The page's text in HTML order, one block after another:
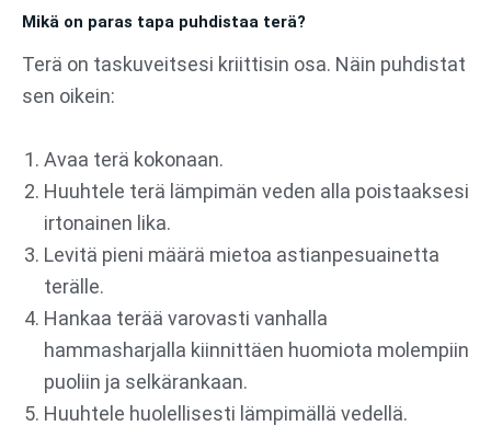
Mikä on paras tapa puhdistaa terä?
Terä on taskuveitsesi kriittisin osa. Näin puhdistat
sen oikein:
Avaa terä kokonaan.
Huuhtele terä lämpimän veden alla poistaaksesi
irtonainen lika.
Levitä pieni määrä mietoa astianpesuainetta
terälle.
Hankaa terää varovasti vanhalla
hammasharjalla kiinnittäen huomiota molempiin
puoliin ja selkärankaan.
Huuhtele huolellisesti lämpimällä vedellä.